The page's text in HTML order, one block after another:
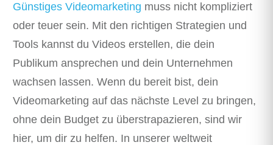
Günstiges Videomarketing muss nicht kompliziert
oder teuer sein. Mit den richtigen Strategien und
Tools kannst du Videos erstellen, die dein
Publikum ansprechen und dein Unternehmen
wachsen lassen. Wenn du bereit bist, dein
Videomarketing auf das nächste Level zu bringen,
ohne dein Budget zu überstrapazieren, sind wir
hier, um dir zu helfen. In unserer weltweit